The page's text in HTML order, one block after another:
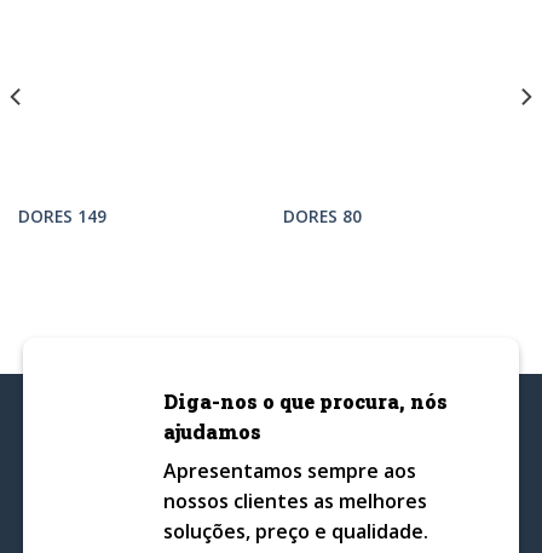
DORES 149 DORES 80
Diga-nos o que procura, nós
ajudamos
Apresentamos sempre aos
nossos clientes as melhores
soluções, preço e qualidade.